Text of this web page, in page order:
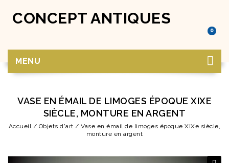
CONCEPT ANTIQUES
0
MENU
VASE EN ÉMAIL DE LIMOGES ÉPOQUE XIXE
SIÈCLE, MONTURE EN ARGENT
Accueil/ Objets d'art /Vase en émail de limoges époque XIXe siècle,
monture en argent